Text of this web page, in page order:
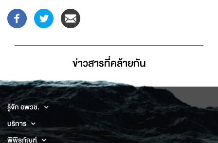
ข่าวสารที่่คล้ายกัน
รู้จัก อพวช.
บริการ
พิพิธภัณฑ์